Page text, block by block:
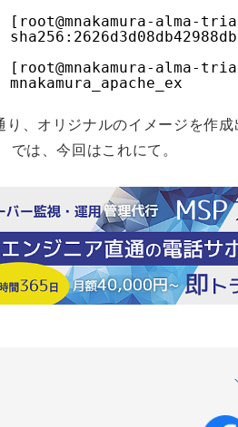
[root@mnakamura-alma-
[root@mnakamura-alma-
mnakamura_apache_ex
り、オリジナルのイメージを作
では、今回はこれにて。